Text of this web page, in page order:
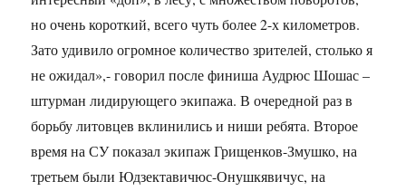
но очень короткий, всего чуть более 2-х километров.
Зато удивило огромное количество зрителей, столько я
не ожидал»,- говорил после финиша Аудрюс Шошас –
штурман лидирующего экипажа. В очередной раз в
борьбу литовцев вклинились и ниши ребята. Второе
время на СУ показал экипаж Грищенков-Змушко, на
третьем были Юдзектавичюс-Онушкявичус, на